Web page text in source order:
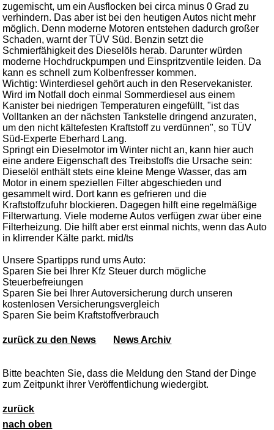
zugemischt, um ein Ausflocken bei circa minus 0 Grad zu
verhindern. Das aber ist bei den heutigen Autos nicht mehr
möglich. Denn moderne Motoren entstehen dadurch großer
Schaden, warnt der TÜV Süd. Benzin setzt die
Schmierfähigkeit des Dieselöls herab. Darunter würden
moderne Hochdruckpumpen und Einspritzventile leiden. Da
kann es schnell zum Kolbenfresser kommen.
Wichtig: Winterdiesel gehört auch in den Reservekanister.
Wird im Notfall doch einmal Sommerdiesel aus einem
Kanister bei niedrigen Temperaturen eingefüllt, "ist das
Volltanken an der nächsten Tankstelle dringend anzuraten,
um den nicht kältefesten Kraftstoff zu verdünnen", so TÜV
Süd-Experte Eberhard Lang.
Springt ein Dieselmotor im Winter nicht an, kann hier auch
eine andere Eigenschaft des Treibstoffs die Ursache sein:
Dieselöl enthält stets eine kleine Menge Wasser, das am
Motor in einem speziellen Filter abgeschieden und
gesammelt wird. Dort kann es gefrieren und die
Kraftstoffzufuhr blockieren. Dagegen hilft eine regelmäßige
Filterwartung. Viele moderne Autos verfügen zwar über eine
Filterheizung. Die hilft aber erst einmal nichts, wenn das Auto
in klirrender Kälte parkt. mid/ts
Unsere Spartipps rund ums Auto:
Sparen Sie bei Ihrer Kfz Steuer durch mögliche
Steuerbefreiungen
Sparen Sie bei Ihrer Autoversicherung durch unseren
kostenlosen Versicherungsvergleich
Sparen Sie beim Kraftstoffverbrauch
zurück zu den News News Archiv
Bitte beachten Sie, dass die Meldung den Stand der Dinge
zum Zeitpunkt ihrer Veröffentlichung wiedergibt.
zurück
nach oben